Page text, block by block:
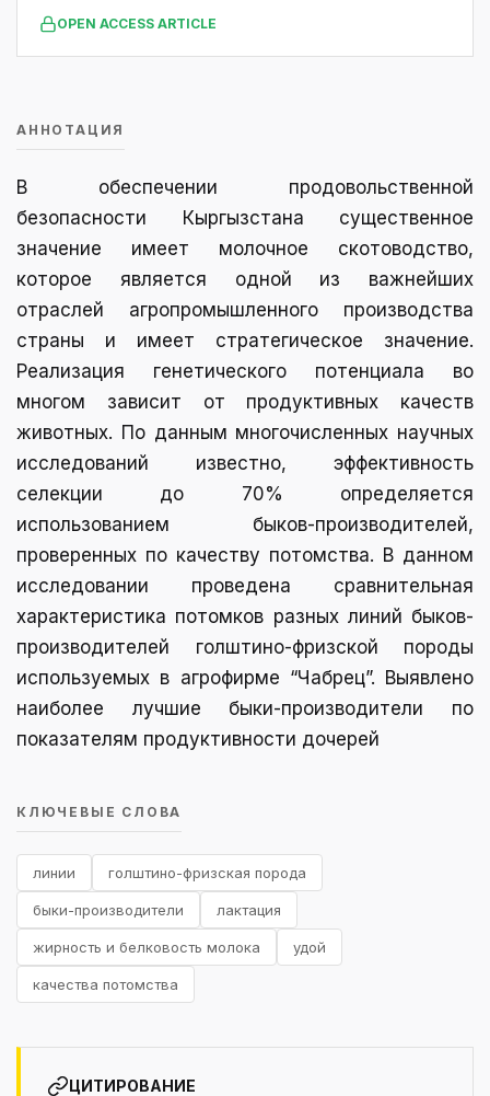
OPEN ACCESS ARTICLE
АННОТАЦИЯ
В обеспечении продовольственной
безопасности Кыргызстана существенное
значение имеет молочное скотоводство,
которое является одной из важнейших
отраслей агропромышленного производства
страны и имеет стратегическое значение.
Реализация генетического потенциала во
многом зависит от продуктивных качеств
животных. По данным многочисленных научных
исследований известно, эффективность
селекции до 70% определяется
использованием быков-производителей,
проверенных по качеству потомства. В данном
исследовании проведена сравнительная
характеристика потомков разных линий быков-
производителей голштино-фризской породы
используемых в агрофирме “Чабрец”. Выявлено
наиболее лучшие быки-производители по
показателям продуктивности дочерей
КЛЮЧЕВЫЕ СЛОВА
линии голштино-фризская порода
быки-производители лактация
жирность и белковость молока удой
качества потомства
ЦИТИРОВАНИЕ